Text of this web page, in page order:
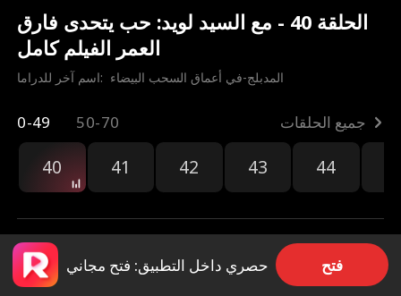
الحلقة 40 - مع السيد لويد: حب يتحدى فارق
العمر الفيلم كامل
اسم آخر للدراما: المدبلج-في أعماق السحب البيضاء
0-49 50-70 جميع الحلقات
40 41 42 43 44
6.7k مشاركة
حصري داخل التطبيق: فتح مجاني فتح